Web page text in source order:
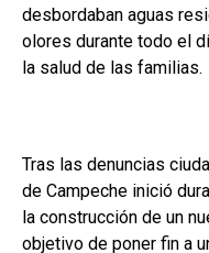
desbordaban aguas
olores durante todo el
la salud de las familias.
Tras las denuncias
de Campeche inició
la construcción de un
objetivo de poner fin a